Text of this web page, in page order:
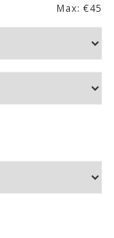
Max: €45